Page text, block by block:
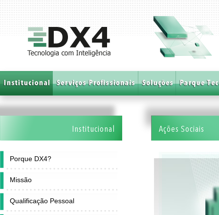
Institucional
Porque DX4?
Missão
Qualificação Pessoal
Ações Sociais